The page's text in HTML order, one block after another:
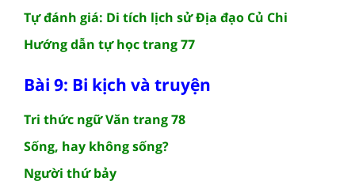
Tự đánh giá: Di tích lịch sử Địa đạo Củ Chi
Hướng dẫn tự học trang 77
Bài 9: Bi kịch và truyện
Tri thức ngữ Văn trang 78
Sống, hay không sống?
Người thứ bảy